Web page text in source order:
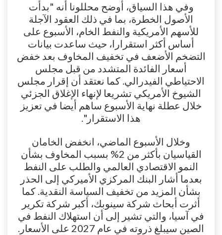
وفي هذا السياق، أوضح محللونا أنه "بدأت
الأصول الخطرة، بما في ذلك العقود الآجلة
للأسهم الأمريكية والنفط الخام، الأسبوع على
أساس أكثر استقرارا، حيث ساعدت بيانات
التضخم الأضعف في تخفيف المخاوف بعد خفض
أسعار الفائدة المتشدد من قبل مجلس
الاحتياطي الفيدرالي. كما نعتقد أن إقرار مجلس
الشيوخ الأمريكي تشريعا لإنهاء الإغلاق الجزئي
خلال عطلة نهاية الأسبوع ساهم أيضا في تعزيز
هذا الاستقرار".
وخلال الأسبوع الماضي، انخفض الخامان
القياسيان بأكثر من 2% بسبب المخاوف بشأن
النمو الاقتصادي العالمي والطلب على النفط
بعدما أشار البنك المركزي الأميركي إلى الحذر
بشأن المزيد من تخفيف السياسة النقدية. كما
أثرت أبحاث شركة سينوبك، أكبر شركة تكرير
في آسيا، والتي تشير إلى أن استهلاك النفط في
الصين سيبلغ ذروته في عام 2027 على الأسعار.